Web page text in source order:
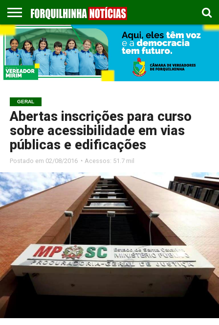
COLUNISTAS
EMPREGOS
ESPORTES
PUBLICAÇÃO
LEGAL
GASTRONOMIA
CONTATO
GERAL
Abertas inscrições para curso
sobre acessibilidade em vias
públicas e edificações
Postado em 02/08/2016 ◔ Acessos: 51.7 mil